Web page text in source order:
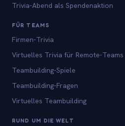
Trivia-Abend als Spendenaktion
FÜR TEAMS
Firmen-Trivia
Virtuelles Trivia für Remote-Teams
Teambuilding-Spiele
Teambuilding-Fragen
Virtuelles Teambuilding
RUND UM DIE WELT